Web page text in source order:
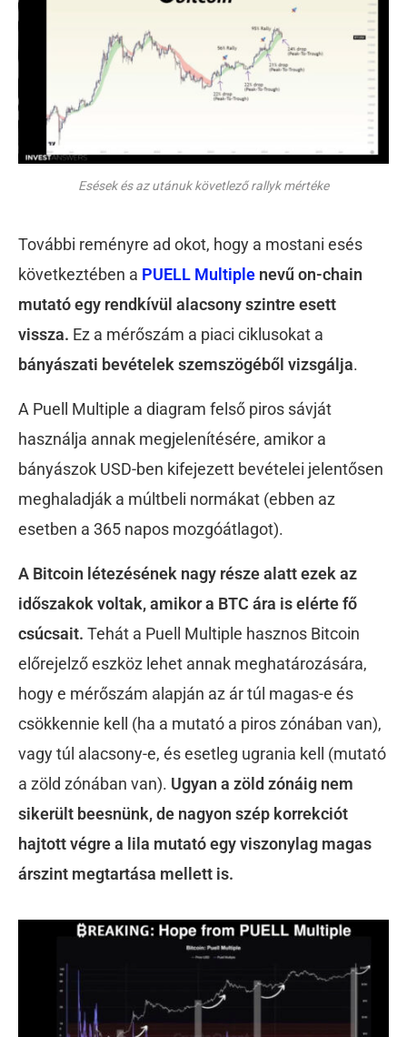
Esések és az utánuk követlező rallyk mértéke
További reményre ad okot, hogy a mostani esés
következtében a PUELL Multiple nevű on-chain
mutató egy rendkívül alacsony szintre esett
vissza. Ez a mérőszám a piaci ciklusokat a
bányászati bevételek szemszögéből vizsgálja.
A Puell Multiple a diagram felső piros sávját
használja annak megjelenítésére, amikor a
bányászok USD-ben kifejezett bevételei jelentősen
meghaladják a múltbeli normákat (ebben az
esetben a 365 napos mozgóátlagot).
A Bitcoin létezésének nagy része alatt ezek az
időszakok voltak, amikor a BTC ára is elérte fő
csúcsait. Tehát a Puell Multiple hasznos Bitcoin
előrejelző eszköz lehet annak meghatározására,
hogy e mérőszám alapján az ár túl magas-e és
csökkennie kell (ha a mutató a piros zónában van),
vagy túl alacsony-e, és esetleg ugrania kell (mutató
a zöld zónában van). Ugyan a zöld zónáig nem
sikerült beesnünk, de nagyon szép korrekciót
hajtott végre a lila mutató egy viszonylag magas
árszint megtartása mellett is.